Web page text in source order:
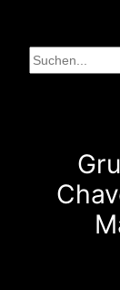
Inhalt
springen
Suchen